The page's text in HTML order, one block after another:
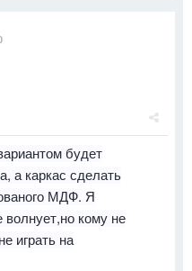
будет
а каркас сделать
МДФ. Я
кому не
играть на